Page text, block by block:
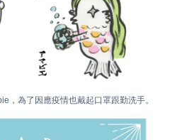
，為了因應疫情也戴起口罩跟勤洗手。